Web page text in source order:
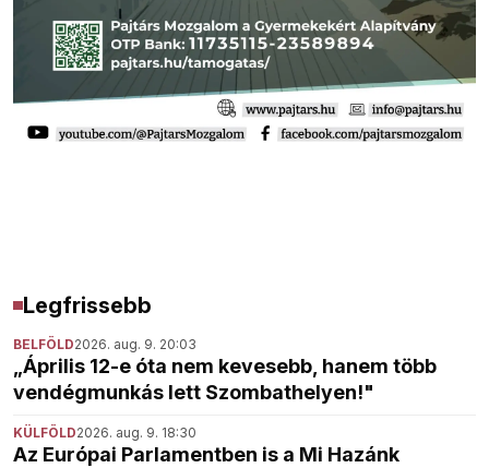
Legfrissebb
BELFÖLD2026. aug. 9. 20:03
„Április 12-e óta nem kevesebb, hanem több
vendégmunkás lett Szombathelyen!"
KÜLFÖLD2026. aug. 9. 18:30
Az Európai Parlamentben is a Mi Hazánk